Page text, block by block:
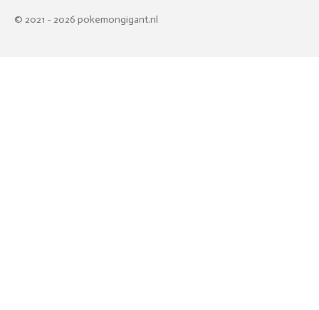
© 2021 - 2026 pokemongigant.nl